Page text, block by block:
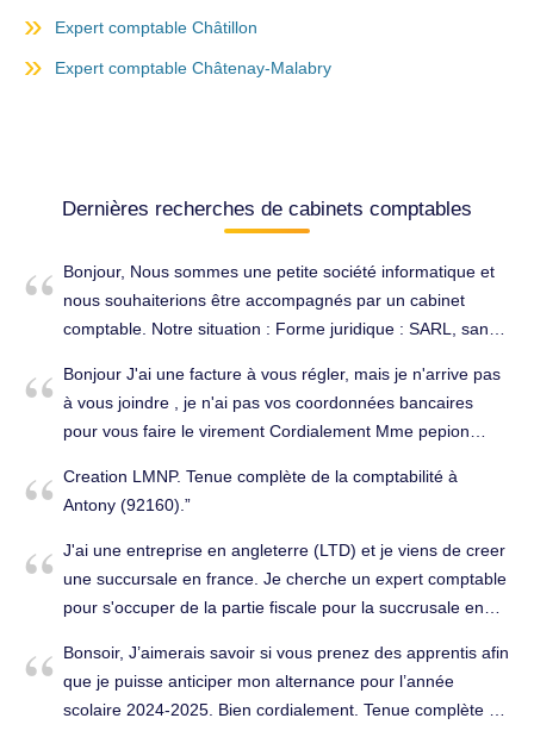
Expert comptable Châtillon
Expert comptable Châtenay-Malabry
Dernières recherches de cabinets comptables
Bonjour, Nous sommes une petite société informatique et
nous souhaiterions être accompagnés par un cabinet
comptable. Notre situation : Forme juridique : SARL, sans
de factures : environ 20 par an Nous recherchons un
cabinet pour nous assister notamment sur : -
l’établissement des comptes annuels, - des conseils
juridiques et fiscaux adaptés à notre structure. Pourriez-
vous nous indiquer si vous pourriez nous accompagner et,
d’intervention et vos honoraires ? Bien cordialement.
Établissement des comptes annuels à Antony (92160).
Bonjour J'ai une facture à vous régler, mais je n'arrive pas
à vous joindre , je n'ai pas vos coordonnées bancaires
pour vous faire le virement Cordialement Mme pepion
à Antony (92160).
Creation LMNP. Tenue complète de la comptabilité à
Antony (92160).
J'ai une entreprise en angleterre (LTD) et je viens de creer
une succursale en france. Je cherche un expert comptable
pour s'occuper de la partie fiscale pour la succrusale en
(92160).
Bonsoir, J’aimerais savoir si vous prenez des apprentis afin
que je puisse anticiper mon alternance pour l’année
scolaire 2024-2025. Bien cordialement. Tenue complète de